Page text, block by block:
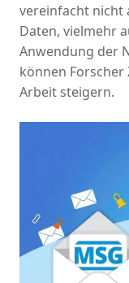
vereinfacht nicht
Daten, vielmehr
Anwendung der
können Forscher
Arbeit steigern.